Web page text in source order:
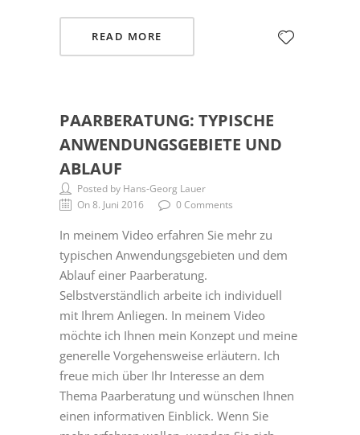
READ MORE
PAARBERATUNG: TYPISCHE
ANWENDUNGSGEBIETE UND
ABLAUF
Posted by Hans-Georg Lauer
On 8. Juni 2016
0 Comments
In meinem Video erfahren Sie mehr zu
typischen Anwendungsgebieten und dem
Ablauf einer Paarberatung.
Selbstverständlich arbeite ich individuell
mit Ihrem Anliegen. In meinem Video
möchte ich Ihnen mein Konzept und meine
generelle Vorgehensweise erläutern. Ich
freue mich über Ihr Interesse an dem
Thema Paarberatung und wünschen Ihnen
einen informativen Einblick. Wenn Sie